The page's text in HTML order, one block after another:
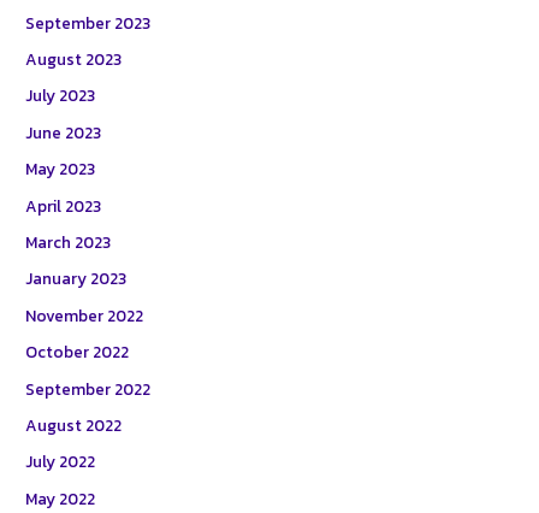
September 2023
August 2023
July 2023
June 2023
May 2023
April 2023
March 2023
January 2023
November 2022
October 2022
September 2022
August 2022
July 2022
May 2022